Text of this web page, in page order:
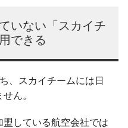
いない「スカイチ
できる
、スカイチームには日
ん。
している航空会社では